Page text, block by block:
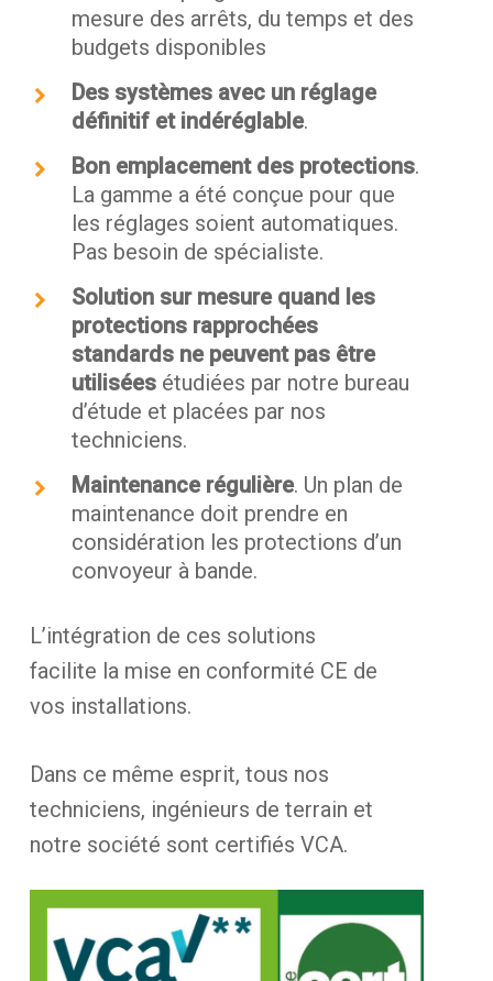
mesure des arrêts, du temps et des
budgets disponibles
Des systèmes avec un réglage
définitif et indéréglable.
Bon emplacement des protections.
La gamme a été conçue pour que
les réglages soient automatiques.
Pas besoin de spécialiste.
Solution sur mesure quand les
protections rapprochées
standards ne peuvent pas être
utiliséesétudiées par notre bureau
d’étude et placées par nos
techniciens.
Maintenance régulière. Un plan de
maintenance doit prendre en
considération les protections d’un
convoyeur à bande.
L’intégration de ces solutions
facilite la mise en conformité CE de
vos installations.
Dans ce même esprit, tous nos
techniciens, ingénieurs de terrain et
notre société sont certifiés VCA.